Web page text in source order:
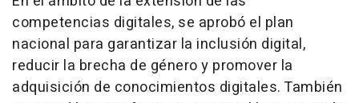
competencias digitales, se aprobó el plan
nacional para garantizar la inclusión digital,
reducir la brecha de género y promover la
adquisición de conocimientos digitales. También